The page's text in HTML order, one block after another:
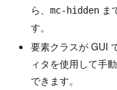
ら、
mc-hiddenま
す。
要素クラスが GUI
ィタを使用して手
できます。